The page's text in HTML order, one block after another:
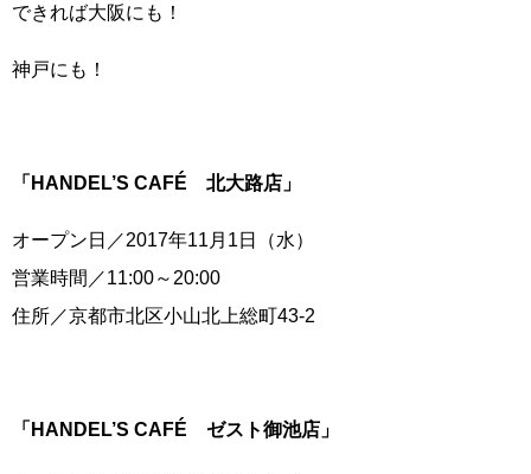
できれば大阪にも！
神戸にも！
「HANDEL’S CAFÉ 北大路店」
オープン日／2017年11月1日（水）
営業時間／11:00～20:00
住所／京都市北区小山北上総町43-2
「HANDEL’S CAFÉ ゼスト御池店」